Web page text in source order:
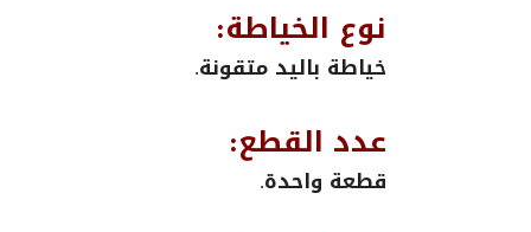
نوع الخياطة:
خياطة باليد متقونة.
عدد القطع:
قطعة واحدة.